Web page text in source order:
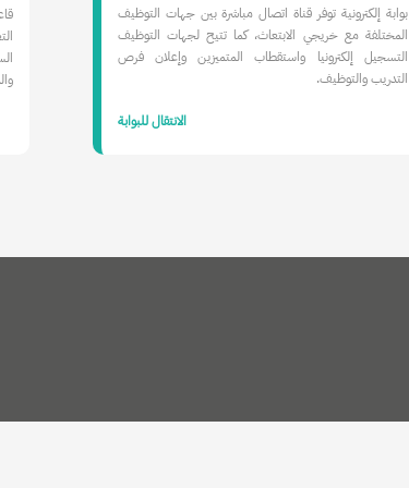
بوابة إلكترونية توفر قناة اتصال مباشرة بين جهات التوظيف
المختلفة مع خريجي الابتعاث، كما تتيح لجهات التوظيف
التسجيل إلكترونيا واستقطاب المتميزين وإعلان فرص
التدريب والتوظيف.
الانتقال للبوابة